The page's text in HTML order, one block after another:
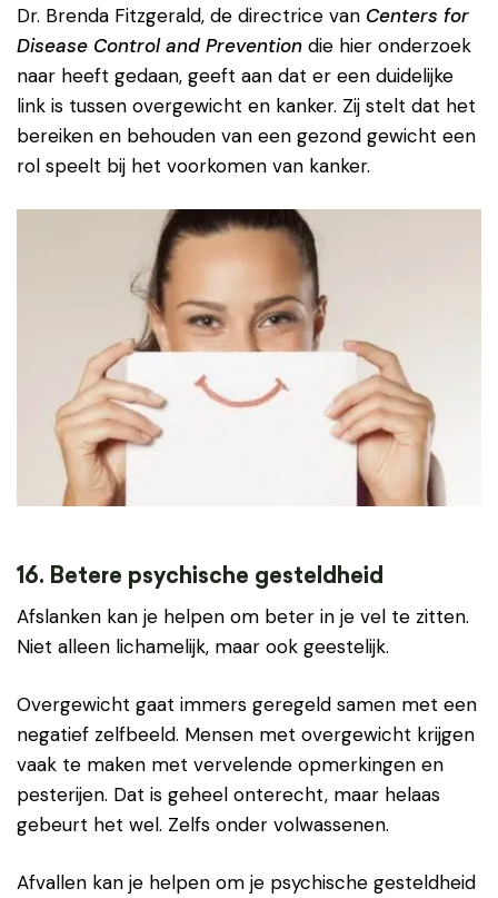
Dr. Brenda Fitzgerald, de directrice van Centers for
Disease Control and Prevention die hier onderzoek
naar heeft gedaan, geeft aan dat er een duidelijke
link is tussen overgewicht en kanker. Zij stelt dat het
bereiken en behouden van een gezond gewicht een
rol speelt bij het voorkomen van kanker.
16. Betere psychische gesteldheid
Afslanken kan je helpen om beter in je vel te zitten.
Niet alleen lichamelijk, maar ook geestelijk.
Overgewicht gaat immers geregeld samen met een
negatief zelfbeeld. Mensen met overgewicht krijgen
vaak te maken met vervelende opmerkingen en
pesterijen. Dat is geheel onterecht, maar helaas
gebeurt het wel. Zelfs onder volwassenen.
Afvallen kan je helpen om je psychische gesteldheid